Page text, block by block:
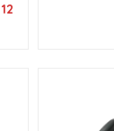
12